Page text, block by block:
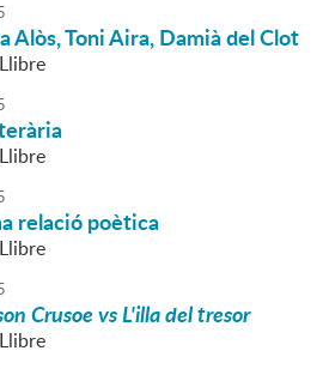
Alòs, Toni Aira, Damià del Clot
relació poètica
Crusoe vs L'illa del tresor